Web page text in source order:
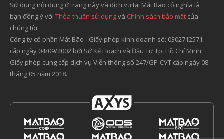
Sử dụng nội dung ở trang này và dịch vụ tại Mắt Bão có nghĩa là
bạn đồng ý với Thỏa thuận sử dụngvà Chính sách bảo mật của
chúng tôi.
Công ty cổ phần Mắt Bão - Giấy phép kinh doanh số: 0302712571
cấp ngày 04/09/2002 bởi Sở Kế Hoạch và Đầu Tư Tp. Hồ Chí Minh.
Giấy phép cung cấp dịch vụ Viễn thông số 247/GP-CVT cấp ngày 08
tháng 05 năm 2018.